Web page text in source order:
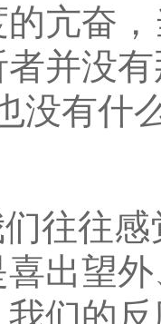
亢奋
并没
没有什
往往
出望